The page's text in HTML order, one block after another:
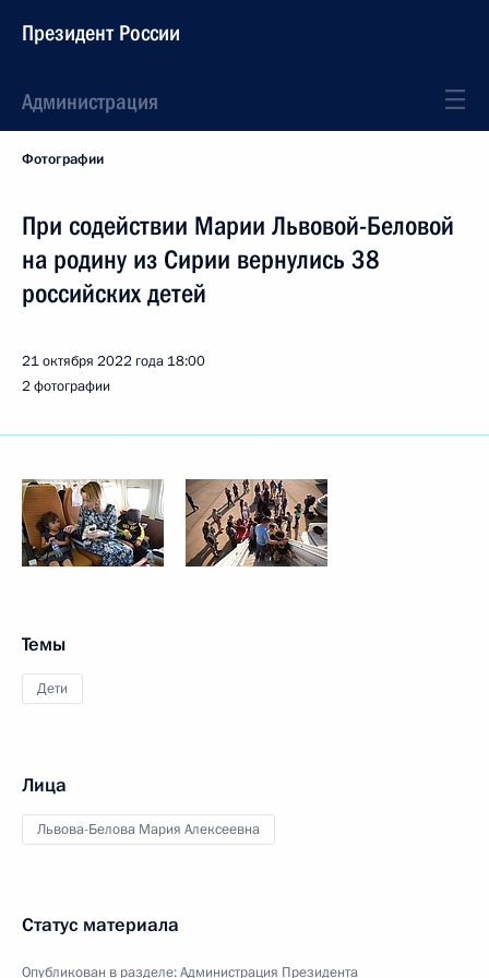
Президент России
Администрация
Фотографии
При содействии Марии Львовой-Беловой
на родину из Сирии вернулись 38
российских детей
21 октября 2022 года 18:00
2 фотографии
Темы
Дети
Лица
Львова-Белова Мария Алексеевна
Статус материала
Опубликован в разделе:Администрация Президента